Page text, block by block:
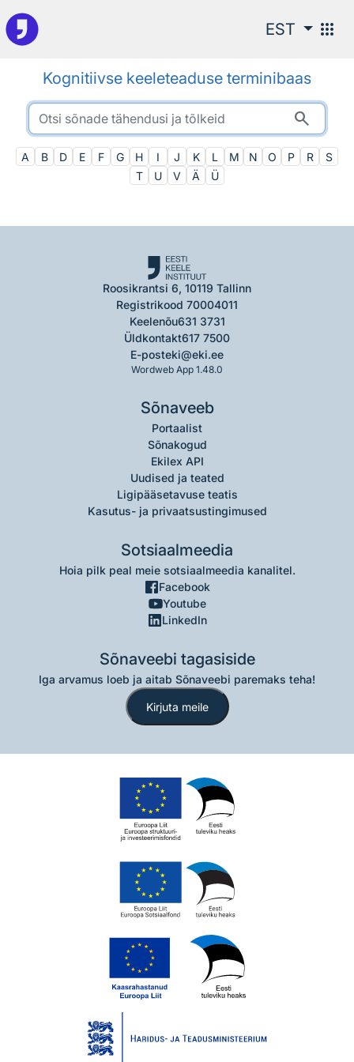
Otsingu juurde
EST apps
Kognitiivse keeleteaduse terminibaas
search
A B D E F G H I J K L M N O P R
S
T
U V Ä Ü
Roosikrantsi 6, 10119 Tallinn
Registrikood 70004011
Keelenõu631 3731
Üldkontakt617 7500
E-posteki@eki.ee
Wordweb App 1.48.0
Sõnaveeb
Portaalist
Sõnakogud
Ekilex API
Uudised ja teated
Ligipääsetavuse teatis
Kasutus- ja privaatsustingimused
Sotsiaalmeedia
Hoia pilk peal meie sotsiaalmeedia kanalitel.
Facebook
Youtube
LinkedIn
Sõnaveebi tagasiside
Iga arvamus loeb ja aitab Sõnaveebi paremaks teha!
Kirjuta meile